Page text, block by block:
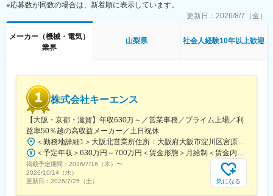
■本業務のやりがい：
・当社のロボドリルはFAの分野ではトップを走る、唯一無二の製
開発をしていきたいという方にはやりがい大きな仕事です。
・ロボドリルはスマホ、タブレット、PC、車、楽器など、普段目
にする様々な物の部品製造に関わっています。そのため、社会に
役立つ製品を作っているというやりがいをもって仕事ができま
す。
■働き方について：
世界最先端の技術を学べる研究・開発環境があり、満員電車とは
無縁、通勤時間は都内に比べて短いです。待機児童の心配もな
く、本社には保育園もあり、忙しい朝も時間を有効に活用するこ
とができます。
また新宿から車で約90分と東京からも近いため、休日に東京に帰
っている社員もいます。休暇も取りやすいので、仕事とプライベ
ートの両方とも充実する環境です。
※応募数が同数の場合は、新着順に表示しています。
更新日： 2026/8/7（金）
メーカー（機械・電気）
業界
山梨県 社会人経験10年以上歓迎
株式会社キーエンス
【大阪・京都・滋賀】年収630万～／営業事務／プライム上場／利
益率50％越の高収益メーカー／土日祝休
＜勤務地詳細1＞大阪北営業所住所：大阪府大阪市淀川区宮原3-5-36 新大阪トラストタワー勤務地最寄駅：新大阪駅受動喫煙対策：敷地内喫煙可能場所あり＜勤務地詳細2＞京都営業所住所：京都府京都市下京区四条通室町東入函谷鉾町101 アーバンネット四条烏丸ビル受動喫煙対策：屋内全面禁煙＜勤務地詳細3＞滋賀営業所住所：滋賀県大津市中央2-2-6 受動喫煙対策：屋内全面禁煙変更の範囲：会社の定める事業所
＜予定年収＞630万円～700万円＜賃金形態＞月給制＜賃金内訳＞月額（基本給）：279,000円～281,000円＜月給＞279,000円～281,000円＜昇給有無＞有＜残業手当＞有＜給与補足＞上記は入社初年度の想定年収です。※月給の金額とは別で、残業代、業績賞与支給有り※賞与：年4回、昇給：年1～2回※経験・能力等を考慮の上、同社規定により待遇を決定します※年収は会社業績によって変動することがあります賃金はあくまでも目安の金額であり、選考を通じて上下する可能性があります。月給(月額)は固定手当を含めた表記です。
掲載予定期間： 2026/7/16（木） 〜
2026/10/14（水）
更新日： 2026/7/25（土） 気になる